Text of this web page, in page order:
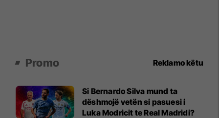
Promo Reklamo këtu
Si Bernardo Silva mund ta
dëshmojë vetën si pasuesi i
Luka Modricit te Real Madridi?